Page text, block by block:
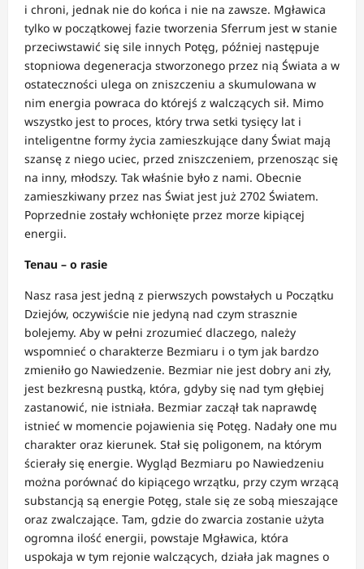
i chroni, jednak nie do końca i nie na zawsze. Mgławica
tylko w początkowej fazie tworzenia Sferrum jest w stanie
przeciwstawić się sile innych Potęg, później następuje
stopniowa degeneracja stworzonego przez nią Świata a w
ostateczności ulega on zniszczeniu a skumulowana w
nim energia powraca do którejś z walczących sił. Mimo
wszystko jest to proces, który trwa setki tysięcy lat i
inteligentne formy życia zamieszkujące dany Świat mają
szansę z niego uciec, przed zniszczeniem, przenosząc się
na inny, młodszy. Tak właśnie było z nami. Obecnie
zamieszkiwany przez nas Świat jest już 2702 Światem.
Poprzednie zostały wchłonięte przez morze kipiącej
energii.
Tenau – o rasie
Nasz rasa jest jedną z pierwszych powstałych u Początku
Dziejów, oczywiście nie jedyną nad czym strasznie
bolejemy. Aby w pełni zrozumieć dlaczego, należy
wspomnieć o charakterze Bezmiaru i o tym jak bardzo
zmieniło go Nawiedzenie. Bezmiar nie jest dobry ani zły,
jest bezkresną pustką, która, gdyby się nad tym głębiej
zastanowić, nie istniała. Bezmiar zaczął tak naprawdę
istnieć w momencie pojawienia się Potęg. Nadały one mu
charakter oraz kierunek. Stał się poligonem, na którym
ścierały się energie. Wygląd Bezmiaru po Nawiedzeniu
można porównać do kipiącego wrzątku, przy czym wrzącą
substancją są energie Potęg, stale się ze sobą mieszające
oraz zwalczające. Tam, gdzie do zwarcia zostanie użyta
ogromna ilość energii, powstaje Mgławica, która
uspokaja w tym rejonie walczących, działa jak magnes o